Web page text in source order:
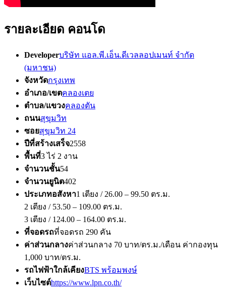
รายละเอียด คอนโด
Developerบริษัท แอล.พี.เอ็น.ดีเวลลอปเมนท์ จำกัด
(มหาชน)
จังหวัดกรุงเทพ
อำเภอ/เขตคลองเตย
ตำบล/แขวงคลองตัน
ถนนสุขุมวิท
ซอยสุขุมวิท 24
ปีที่สร้างเสร็จ2558
พื้นที่3 ไร่ 2 งาน
จำนวนชั้น54
จำนวนยูนิต402
ประเภทอสังหา1 เตียง / 26.00 – 99.50 ตร.ม.
2 เตียง / 53.50 – 109.00 ตร.ม.
3 เตียง / 124.00 – 164.00 ตร.ม.
ที่จอดรถที่จอดรถ 290 คัน
ค่าส่วนกลางค่าส่วนกลาง 70 บาท/ตร.ม./เดือน ค่ากองทุน
1,000 บาท/ตร.ม.
รถไฟฟ้าใกล้เคียงBTS พร้อมพงษ์
เว็บไซต์https://www.lpn.co.th/